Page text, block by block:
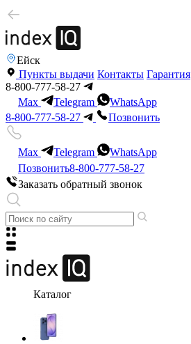
Ейск
Пункты выдачи Контакты Гарантия
8-800-777-58-27
Max
Telegram
WhatsApp
8-800-777-58-27
Позвонить
Max Telegram
WhatsApp
Позвонить8-800-777-58-27
Заказать обратный звонок
Каталог